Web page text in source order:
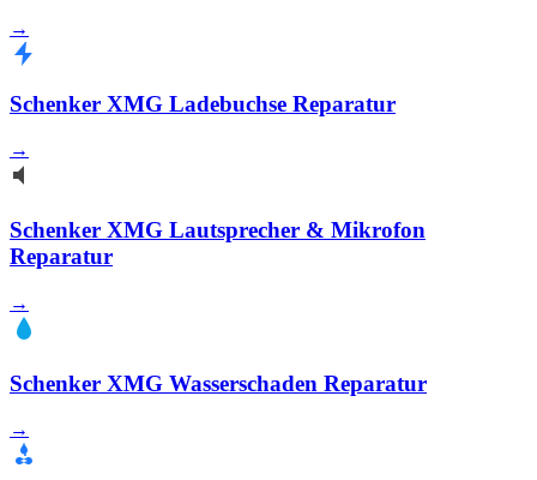
→
Schenker XMG Ladebuchse Reparatur
→
Schenker XMG Lautsprecher & Mikrofon
Reparatur
→
Schenker XMG Wasserschaden Reparatur
→